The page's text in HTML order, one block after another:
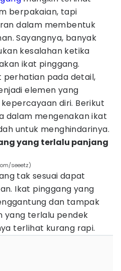
berpakaian, tapi
dalam membentuk
Sayangnya, banyak
kesalahan ketika
ikat pinggang.
perhatian pada detail,
elemen yang
diri. Berikut
dalam mengenakan ikat
untuk menghindarinya.
yang terlalu panjang
seeetz)
tak sesuai dapat
Ikat pinggang yang
dan tampak
yang terlalu pendek
terlihat kurang rapi.